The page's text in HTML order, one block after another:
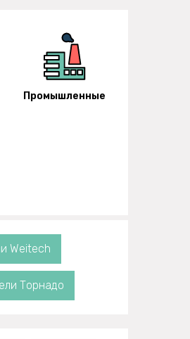
Промышленные
Weitech
Торнадо